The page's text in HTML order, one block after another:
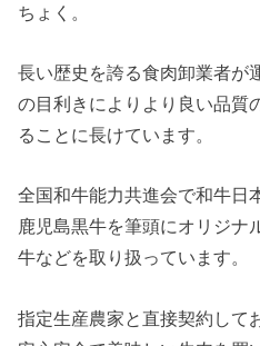
ちょく。
長い歴史を誇る食肉卸業者が
の目利きによりより良い品質
ることに長けています。
全国和牛能力共進会で和牛日
鹿児島黒牛を筆頭にオリジナ
牛などを取り扱っています。
指定生産農家と直接契約して